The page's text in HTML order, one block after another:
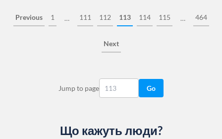
Previous 1 … 111 112 113 114 115 … 464
Next
Jump to page Go
Що кажуть люди?